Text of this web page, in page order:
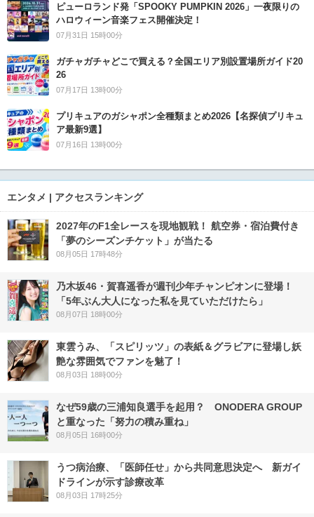
ピューロランド発「SPOOKY PUMPKIN 2026」一夜限りの
ハロウィーン音楽フェス開催決定！
07月31日 15時00分
ガチャガチャどこで買える？全国エリア別設置場所ガイド20
26
07月17日 13時00分
プリキュアのガシャポン全種類まとめ2026【名探偵プリキュ
ア最新9選】
07月16日 13時00分
エンタメ | アクセスランキング
2027年のF1全レースを現地観戦！ 航空券・宿泊費付き
「夢のシーズンチケット」が当たる
08月05日 17時48分
乃木坂46・賀喜遥香が週刊少年チャンピオンに登場！
「5年ぶん大人になった私を見ていただけたら」
08月07日 18時00分
東雲うみ、「スピリッツ」の表紙＆グラビアに登場し妖
艶な雰囲気でファンを魅了！
08月03日 18時00分
なぜ59歳の三浦知良選手を起用？ ONODERA GROUP
と重なった「努力の積み重ね」
08月05日 16時00分
うつ病治療、「医師任せ」から共同意思決定へ 新ガイ
ドラインが示す診療改革
08月03日 17時25分